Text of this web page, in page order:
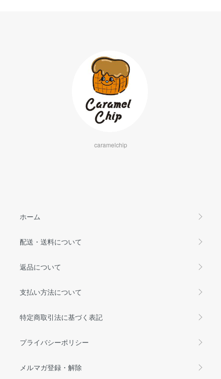
caramelchip
ホーム
配送・送料について
返品について
支払い方法について
特定商取引法に基づく表記
プライバシーポリシー
メルマガ登録・解除